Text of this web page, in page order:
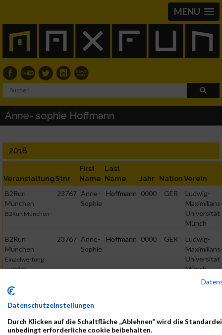
MENU
Anne- sophie Hoffmann
2018
Veranstaltung Stnr
First
Name
Last
Name
Jahr NationVerein
B2Run
München
B2Run München
23767 Anne-
Sophie
Hoffmann 0000 GER
Ludwig-
Universität
Münch
B2Run
München
Einzelwertung
weiblich
23767 Anne-
Sophie
Hoffmann 0000 GER
Ludwig-
Universität
Münch
B2Run
München
Teamwertung
Ludwig-
B2Run
23767 Anne-
Hoffmann 0000
Datenschutzeinstellungen
Durch Klicken auf die Schaltfläche „Ablehnen“ wird die
unbedingt erforderliche cookie beibehalten.